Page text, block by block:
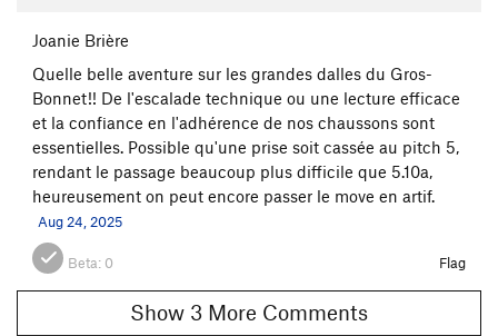
Joanie Brière
Quelle belle aventure sur les grandes dalles du Gros-
Bonnet!! De l'escalade technique ou une lecture efficace
et la confiance en l'adhérence de nos chaussons sont
essentielles. Possible qu'une prise soit cassée au pitch 5,
rendant le passage beaucoup plus difficile que 5.10a,
heureusement on peut encore passer le move en artif.
Aug 24, 2025
Beta: 0 Flag
Show 3 More Comments